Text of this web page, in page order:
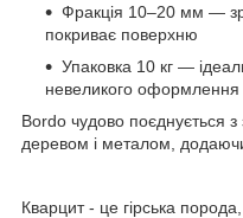
Фракція 10–20 мм —
покриває поверхню
Упаковка 10 кг —
невеликого оформлення
Bordo чудово поєднується
деревом і металом, додаючи
Кварцит - це гірська